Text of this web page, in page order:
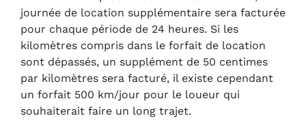
journée de location supplémentaire sera facturée
pour chaque période de 24 heures. Si les
kilomètres compris dans le forfait de location
sont dépassés, un supplément de 50 centimes
par kilomètres sera facturé, il existe cependant
un forfait 500 km/jour pour le loueur qui
souhaiterait faire un long trajet.